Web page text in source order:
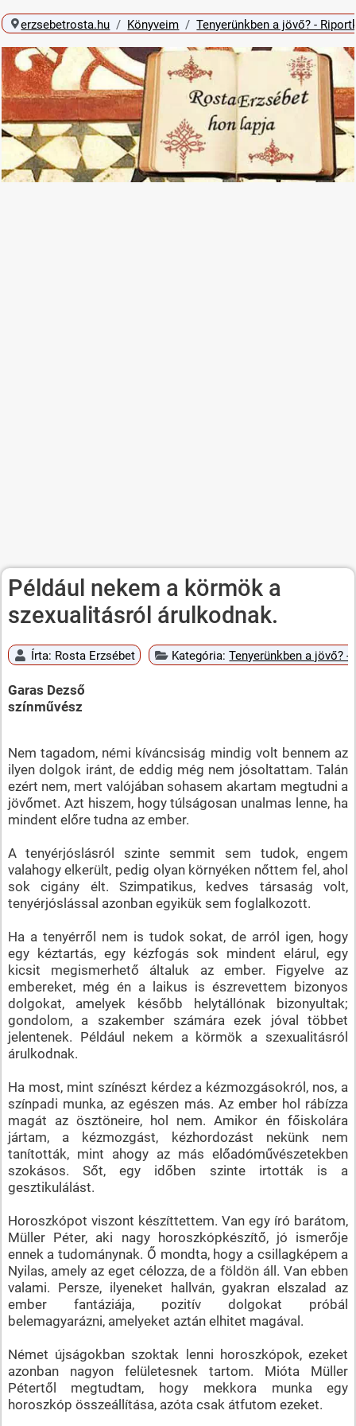
erzsebetrosta.hu Könyveim Tenyerünkben a jövő? -
Például nekem a körmök a
szexualitásról árulkodnak.
Írta: Rosta Erzsébet Kategória:Tenyerünkben a jövő? -
Garas Dezső
színművész
Nem tagadom, némi kíváncsiság mindig volt bennem az
ilyen dolgok iránt, de eddig még nem jósoltattam. Talán
ezért nem, mert valójában sohasem akartam megtudni a
jövőmet. Azt hiszem, hogy túlságosan unalmas lenne, ha
mindent előre tudna az ember.
A tenyérjóslásról szinte semmit sem tudok, engem
valahogy elkerült, pedig olyan környéken nőttem fel, ahol
sok cigány élt. Szimpatikus, kedves társaság volt,
tenyérjóslással azonban egyikük sem foglalkozott.
Ha a tenyérről nem is tudok sokat, de arról igen, hogy
egy kéztartás, egy kézfogás sok mindent elárul, egy
kicsit megismerhető általuk az ember. Figyelve az
embereket, még én a laikus is észrevettem bizonyos
dolgokat, amelyek később helytállónak bizonyultak;
gondolom, a szakember számára ezek jóval többet
jelentenek. Például nekem a körmök a szexualitásról
árulkodnak.
Ha most, mint színészt kérdez a kézmozgásokról, nos, a
színpadi munka, az egészen más. Az ember hol rábízza
magát az ösztöneire, hol nem. Amikor én főiskolára
jártam, a kézmozgást, kézhordozást nekünk nem
tanították, mint ahogy az más előadóművészetekben
szokásos. Sőt, egy időben szinte irtották is a
gesztikulálást.
Horoszkópot viszont készíttettem. Van egy író barátom,
Müller Péter, aki nagy horoszkópkészítő, jó ismerője
ennek a tudománynak. Ő mondta, hogy a csillagképem a
Nyilas, amely az eget célozza, de a földön áll. Van ebben
valami. Persze, ilyeneket hallván, gyakran elszalad az
ember fantáziája, pozitív dolgokat próbál
belemagyarázni, amelyeket aztán elhitet magával.
Német újságokban szoktak lenni horoszkópok, ezeket
azonban nagyon felületesnek tartom. Mióta Müller
Pétertől megtudtam, hogy mekkora munka egy
horoszkóp összeállítása, azóta csak átfutom ezeket.